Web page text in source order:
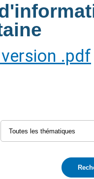
.pdf